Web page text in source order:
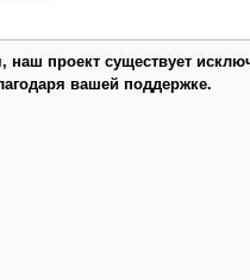
наш проект существует
вашей поддержке.